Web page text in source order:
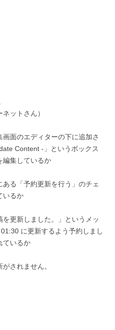
ットさん）
面のエディターの下に追加さ
Content -」というボックス
編集しているか
る「予約更新を行う」のチェ
いるか
更新しました。」というメッ
に更新するよう予約しまし
ているか
されません。